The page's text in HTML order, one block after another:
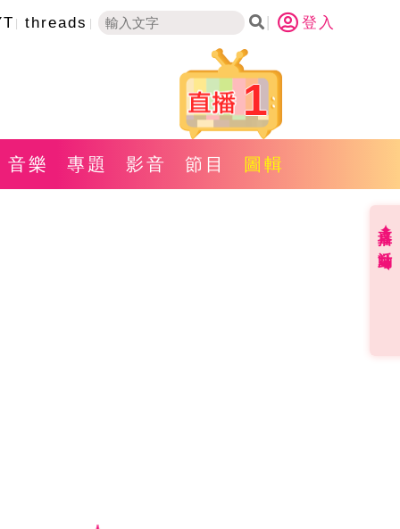
threads 登入
1
音樂 專題 影音 節目 圖輯
直播✦活動